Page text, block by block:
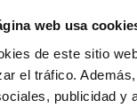
web usa
de este sitio
el tráfico.
publicidad y
consultes i no
Mirarem de
et
per si et podem